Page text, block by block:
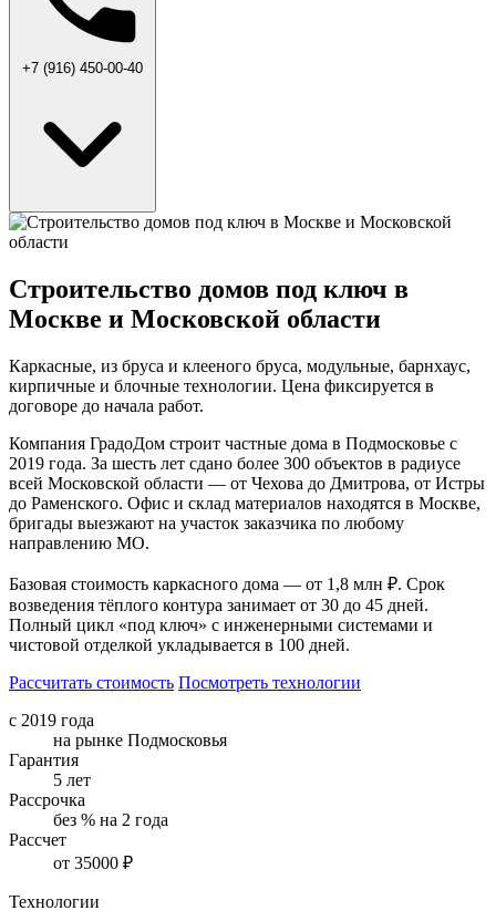
+7 (916) 450-00-40
Строительство домов под ключ в
Москве и Московской области
Каркасные, из бруса и клееного бруса, модульные, барнхаус,
кирпичные и блочные технологии. Цена фиксируется в
договоре до начала работ.
Компания ГрадоДом строит частные дома в Подмосковье с
2019 года. За шесть лет сдано более 300 объектов в радиусе
всей Московской области — от Чехова до Дмитрова, от Истры
до Раменского. Офис и склад материалов находятся в Москве,
бригады выезжают на участок заказчика по любому
направлению МО.
Базовая стоимость каркасного дома — от 1,8 млн ₽. Срок
возведения тёплого контура занимает от 30 до 45 дней.
Полный цикл «под ключ» с инженерными системами и
чистовой отделкой укладывается в 100 дней.
Рассчитать стоимость Посмотреть технологии
с 2019 года
на рынке Подмосковья
Гарантия
5 лет
Рассрочка
без % на 2 года
Рассчет
от 35000 ₽
Технологии